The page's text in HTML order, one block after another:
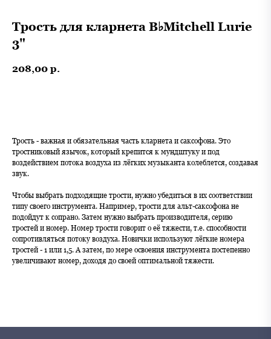
Трость для кларнета B♭Mitchell Lurie
3"
208,00 р.
Трость - важная и обязательная часть кларнета и саксофона. Это
тростниковый язычок, который крепится к мундштуку и под
воздействием потока воздуха из лёгких музыканта колеблется, создавая
звук.
Чтобы выбрать подходящие трости, нужно убедиться в их соответствии
типу своего инструмента. Например, трости для альт-саксофона не
подойдут к сопрано. Затем нужно выбрать производителя, серию
тростей и номер. Номер трости говорит о её тяжести, т.е. способности
сопротивляться потоку воздуха. Новички используют лёгкие номера
тростей - 1 или 1,5. А затем, по мере освоения инструмента постепенно
увеличивают номер, доходя до своей оптимальной тяжести.